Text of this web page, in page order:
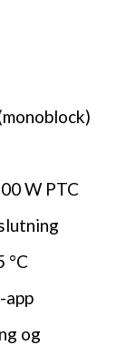
W PTC
°C
app
og